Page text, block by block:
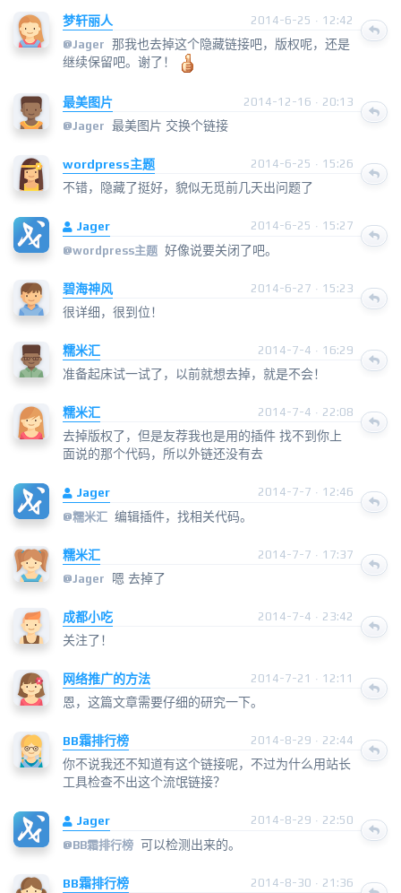
梦轩丽人
2014-6-25 · 12:42
@Jager 那我也去掉这个隐藏链接吧，版权呢，还是
继续保留吧。谢了！
最美图片
2014-12-16 · 20:13
@Jager 最美图片 交换个链接
wordpress主题 2014-6-25 · 15:26
不错，隐藏了挺好，貌似无觅前几天出问题了
Jager
2014-6-25 · 15:27
@wordpress主题 好像说要关闭了吧。
碧海神风 2014-6-27 · 15:23
很详细，很到位！
糯米汇 2014-7-4 · 16:29
准备起床试一试了，以前就想去掉，就是不会！
糯米汇 2014-7-4 · 22:08
去掉版权了，但是友荐我也是用的插件 找不到你上
面说的那个代码，所以外链还没有去
Jager
2014-7-7 · 12:46
@糯米汇 编辑插件，找相关代码。
糯米汇
2014-7-7 · 17:37
@Jager 嗯 去掉了
成都小吃 2014-7-4 · 23:42
关注了！
网络推广的方法 2014-7-21 · 12:11
恩，这篇文章需要仔细的研究一下。
BB霜排行榜 2014-8-29 · 22:44
你不说我还不知道有这个链接呢，不过为什么用站长
工具检查不出这个流氓链接？
Jager
2014-8-29 · 22:50
@BB霜排行榜 可以检测出来的。
BB霜排行榜
2014-8-30 · 21:36